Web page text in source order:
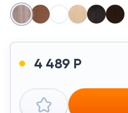
4 489 Р
Кашпо